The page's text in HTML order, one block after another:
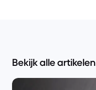
Bekijk alle artikelen